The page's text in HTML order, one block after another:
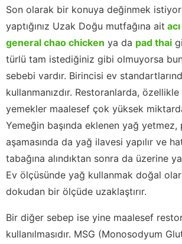
Son olarak bir konuya değinmek
yaptığınız Uzak Doğu mutfağına ait
general chao chicken ya da pad thai
türlü tam istediğiniz gibi olmuyorsa
sebebi vardır. Birincisi ev
kullanmanızdır. Restoranlarda,
yemekler maalesef çok yüksek
Yemeğin başında eklenen yağ yetmez,
aşamasında da yağ ilavesi yapılır ve
tabağına alındıktan sonra da üzerine
Ev ölçüsünde yağ kullanmak doğal
dokudan bir ölçüde uzaklaştırır.
Bir diğer sebep ise yine maalesef
kullanılmasıdır. MSG (Monosodyum